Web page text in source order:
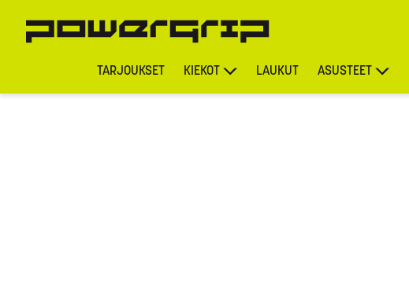
TARJOUKSET KIEKOT LAUKUT ASUSTEET